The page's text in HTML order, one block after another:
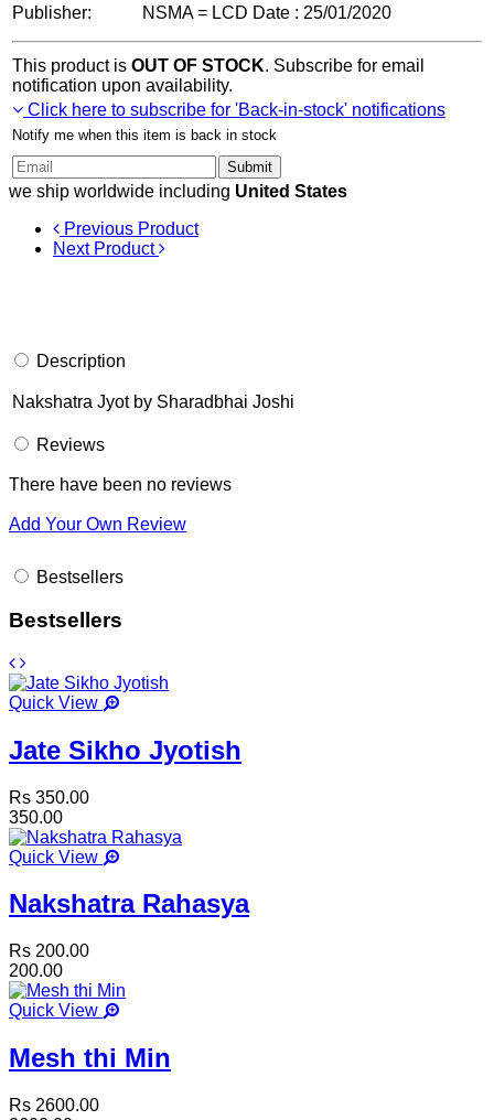
Publisher:
NSMA = LCD Date : 25/01/2020
This product is OUT OF STOCK. Subscribe for email
notification upon availability.
Click here to subscribe for 'Back-in-stock' notifications
Notify me when this item is back in stock
Submit
we ship worldwide including United States
Previous Product
Next Product
Description
Nakshatra Jyot by Sharadbhai Joshi
Reviews
There have been no reviews
Add Your Own Review
Bestsellers
Bestsellers
Quick View
Jate Sikho Jyotish
Rs 350.00
350.00
Quick View
Nakshatra Rahasya
Rs 200.00
200.00
Quick View
Mesh thi Min
Rs 2600.00